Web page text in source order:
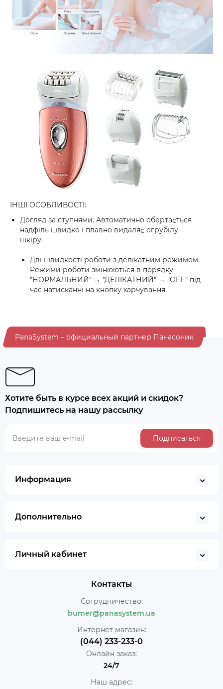
ІНШІ ОСОБЛИВОСТІ:
Догляд за ступнями. Автоматично обертається
надфіль швидко і плавно видаляє огрубілу
шкіру.
Дві швидкості роботи з делікатним режимом.
Режими роботи змінюються в порядку
"НОРМАЛЬНИЙ" → "ДЕЛІКАТНИЙ" → "OFF" під
час натисканні на кнопку харчування.
PanaSystem – официальный партнер Панасоник
Хотите быть в курсе всех акций и скидок?
Подпишитесь на нашу рассылку
Подписаться
Информация
Дополнительно
Личный кабинет
Контакты
Сотрудничество:
bumer@panasystem.ua
Интернет магазин:
(044) 233-233-0
Онлайн заказ:
24/7
Наш адрес: